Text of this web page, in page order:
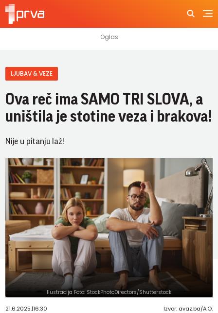
LJUBAV & VEZE
Ova reč ima SAMO TRI SLOVA, a
uništila je stotine veza i brakova!
Nije u pitanju laž!
Ilustracija Foto: StockPhotoDirectors/Shutterstock
21.6.2025.|16:30 Izvor: avaz.ba/A.O.